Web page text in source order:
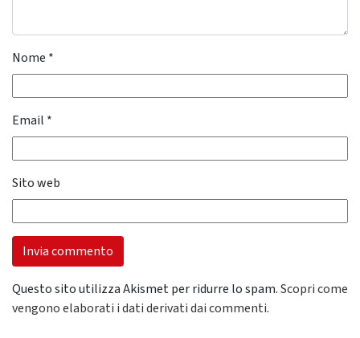
Nome *
Email *
Sito web
Questo sito utilizza Akismet per ridurre lo spam.Scopri come
vengono elaborati i dati derivati dai commenti.